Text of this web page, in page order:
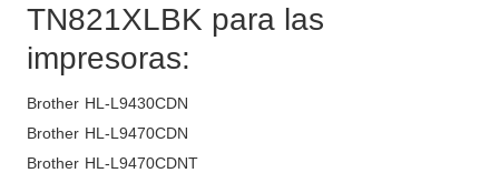
TN821XLBK para las
impresoras:
Brother HL-L9430CDN
Brother HL-L9470CDN
Brother HL-L9470CDNT